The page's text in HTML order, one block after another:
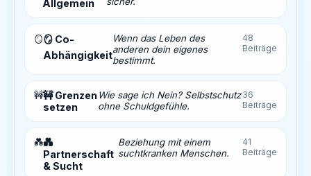
Allgemein
🪞🪞 Co-
Abhängigkeit
Wenn das Leben des
anderen dein eigenes
bestimmt.
48
Beiträge
🚧🚧 Grenzen
setzen
Wie sage ich Nein? Selbstschutz
ohne Schuldgefühle.
36
Beiträge
💑💑
Partnerschaft
& Sucht
Beziehung mit einem
suchtkranken Menschen.
41
Beiträge